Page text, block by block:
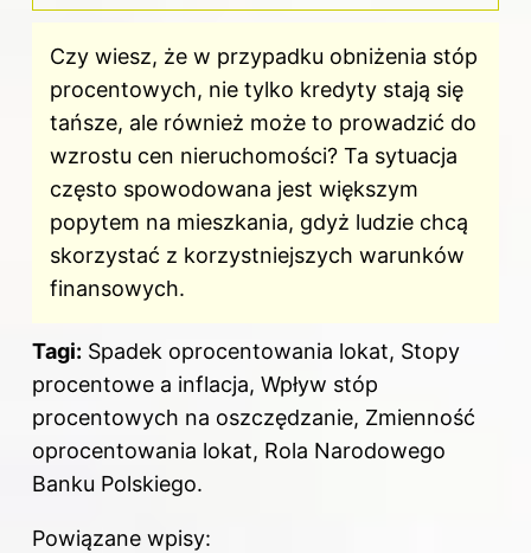
Czy wiesz, że w przypadku obniżenia stóp
procentowych, nie tylko kredyty stają się
tańsze, ale również może to prowadzić do
wzrostu cen nieruchomości? Ta sytuacja
często spowodowana jest większym
popytem na mieszkania, gdyż ludzie chcą
skorzystać z korzystniejszych warunków
finansowych.
Tagi: Spadek oprocentowania lokat, Stopy
procentowe a inflacja, Wpływ stóp
procentowych na oszczędzanie, Zmienność
oprocentowania lokat, Rola Narodowego
Banku Polskiego.
Powiązane wpisy: